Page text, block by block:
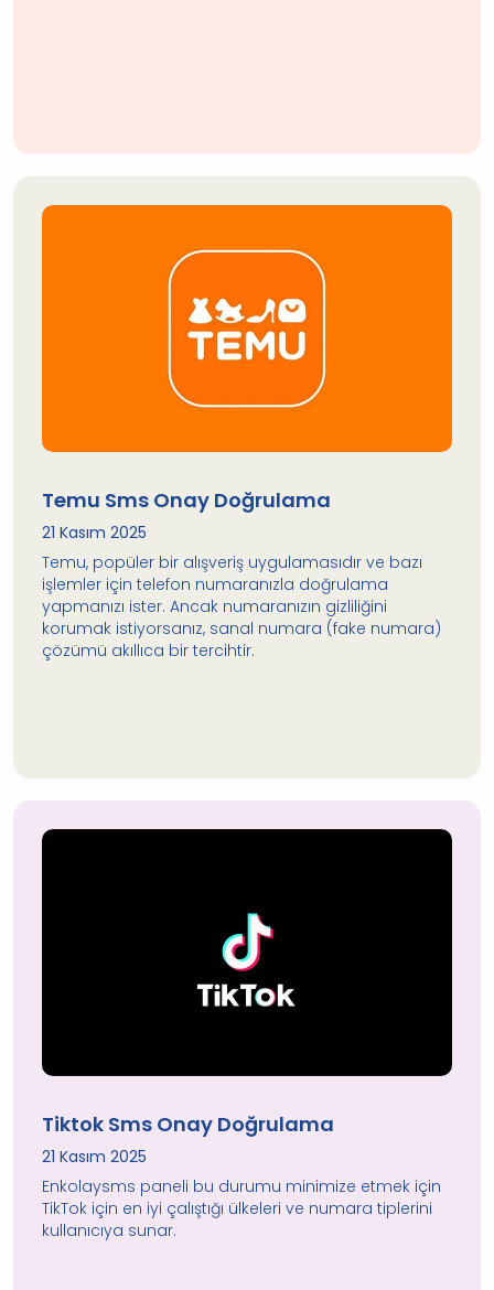
Temu Sms Onay Doğrulama
21 Kasım 2025
Temu, popüler bir alışveriş uygulamasıdır ve bazı
işlemler için telefon numaranızla doğrulama
yapmanızı ister. Ancak numaranızın gizliliğini
korumak istiyorsanız, sanal numara (fake numara)
çözümü akıllıca bir tercihtir.
Tiktok Sms Onay Doğrulama
21 Kasım 2025
Enkolaysms paneli bu durumu minimize etmek için
TikTok için en iyi çalıştığı ülkeleri ve numara tiplerini
kullanıcıya sunar.